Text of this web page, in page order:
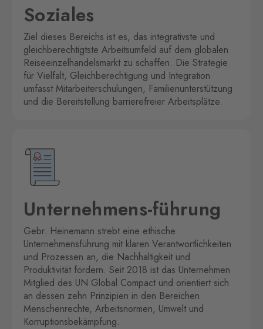
Soziales
Ziel dieses Bereichs ist es, das integrativste und
gleichberechtigtste Arbeitsumfeld auf dem globalen
Reiseeinzelhandelsmarkt zu schaffen. Die Strategie
für Vielfalt, Gleichberechtigung und Integration
umfasst Mitarbeiterschulungen, Familienunterstützung
und die Bereitstellung barrierefreier Arbeitsplätze.
Unternehmens-führung
Gebr. Heinemann strebt eine ethische
Unternehmensführung mit klaren Verantwortlichkeiten
und Prozessen an, die Nachhaltigkeit und
Produktivität fördern. Seit 2018 ist das Unternehmen
Mitglied des UN Global Compact und orientiert sich
an dessen zehn Prinzipien in den Bereichen
Menschenrechte, Arbeitsnormen, Umwelt und
Korruptionsbekämpfung.